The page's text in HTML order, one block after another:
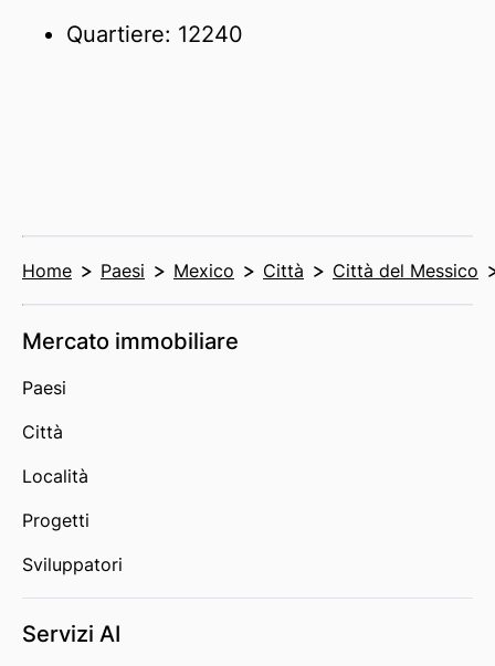
Quartiere: 12240
Home Paesi Mexico Città Città del Messico
Mercato immobiliare
Paesi
Città
Località
Progetti
Sviluppatori
Servizi AI